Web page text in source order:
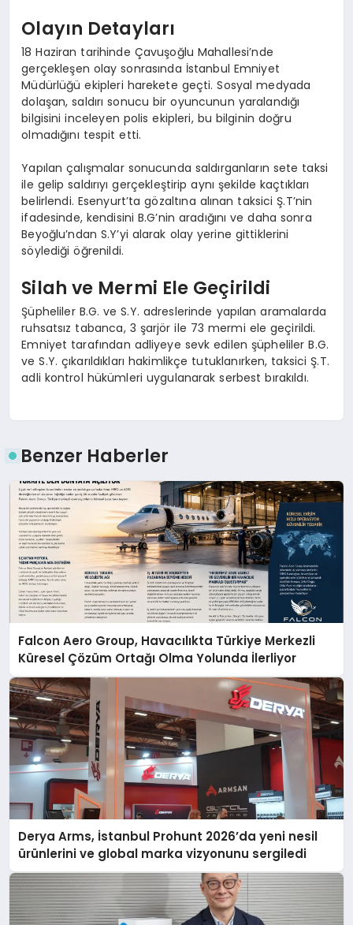
Olayın Detayları
18 Haziran tarihinde Çavuşoğlu Mahallesi’nde
gerçekleşen olay sonrasında İstanbul Emniyet
Müdürlüğü ekipleri harekete geçti. Sosyal medyada
dolaşan, saldırı sonucu bir oyuncunun yaralandığı
bilgisini inceleyen polis ekipleri, bu bilginin doğru
olmadığını tespit etti.
Yapılan çalışmalar sonucunda saldırganların sete taksi
ile gelip saldırıyı gerçekleştirip aynı şekilde kaçtıkları
belirlendi. Esenyurt’ta gözaltına alınan taksici Ş.T’nin
ifadesinde, kendisini B.G’nin aradığını ve daha sonra
Beyoğlu’ndan S.Y’yi alarak olay yerine gittiklerini
söylediği öğrenildi.
Silah ve Mermi Ele Geçirildi
Şüpheliler B.G. ve S.Y. adreslerinde yapılan aramalarda
ruhsatsız tabanca, 3 şarjör ile 73 mermi ele geçirildi.
Emniyet tarafından adliyeye sevk edilen şüpheliler B.G.
ve S.Y. çıkarıldıkları hakimlikçe tutuklanırken, taksici Ş.T.
adli kontrol hükümleri uygulanarak serbest bırakıldı.
Benzer Haberler
Falcon Aero Group, Havacılıkta Türkiye Merkezli
Küresel Çözüm Ortağı Olma Yolunda İlerliyor
Derya Arms, İstanbul Prohunt 2026’da yeni nesil
ürünlerini ve global marka vizyonunu sergiledi